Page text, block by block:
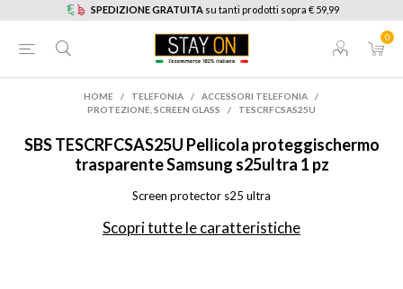
SPEDIZIONE GRATUITA su tanti prodotti sopra € 59,99
0
HOME / TELEFONIA / ACCESSORI TELEFONIA
/
PROTEZIONE, SCREEN GLASS
/ TESCRFCSAS25U
SBS TESCRFCSAS25U Pellicola proteggischermo
trasparente Samsung s25ultra 1 pz
Screen protector s25 ultra
Scopri tutte le caratteristiche